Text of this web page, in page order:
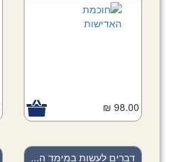
98.00 ₪
דברים לעשות במימד ה...